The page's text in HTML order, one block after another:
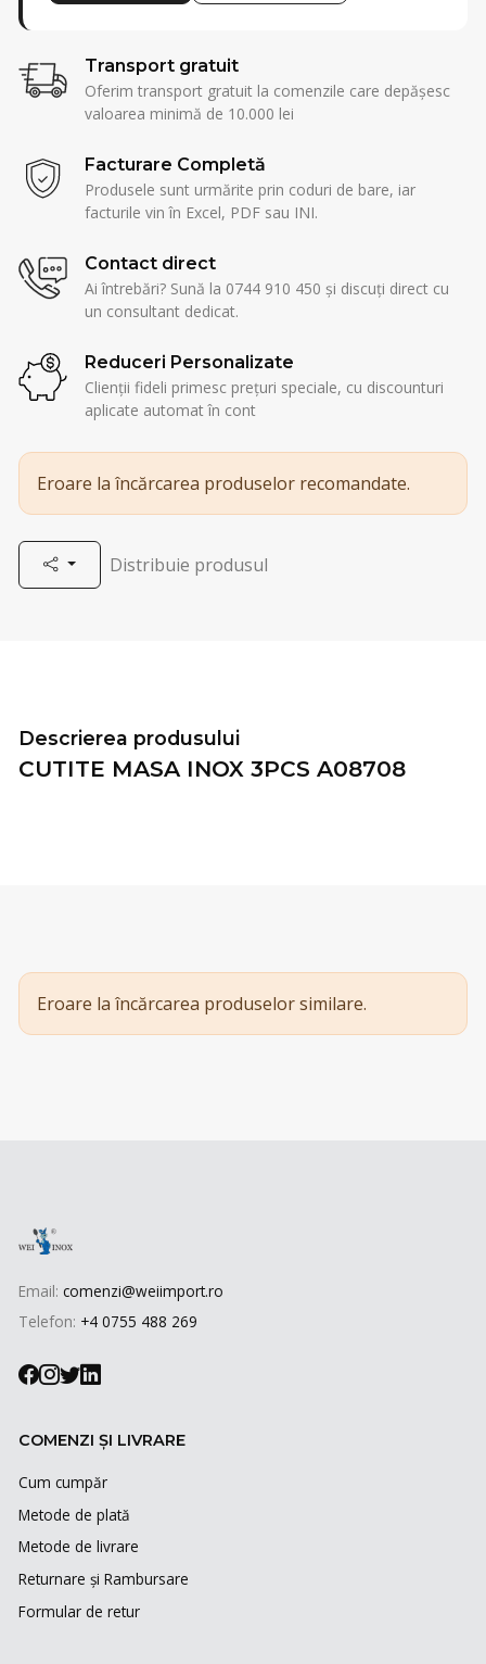
Transport gratuit
Oferim transport gratuit la comenzile care depășesc
valoarea minimă de 10.000 lei
Facturare Completă
Produsele sunt urmărite prin coduri de bare, iar
facturile vin în Excel, PDF sau INI.
Contact direct
Ai întrebări? Sună la 0744 910 450 și discuți direct cu
un consultant dedicat.
Reduceri Personalizate
Clienții fideli primesc prețuri speciale, cu discounturi
aplicate automat în cont
Eroare la încărcarea produselor recomandate.
Distribuie produsul
Descrierea produsului
CUTITE MASA INOX 3PCS A08708
Eroare la încărcarea produselor similare.
Email: comenzi@weiimport.ro
Telefon: +4 0755 488 269
COMENZI ȘI LIVRARE
Cum cumpăr
Metode de plată
Metode de livrare
Returnare și Rambursare
Formular de retur